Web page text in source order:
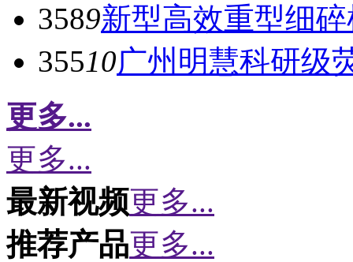
3589新型高效重型细
35510广州明慧科研级
更多...
更多...
最新视频更多...
推荐产品更多...